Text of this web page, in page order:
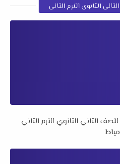
الثانوى الترم الثانى
الثاني الثانوي الترم الثاني